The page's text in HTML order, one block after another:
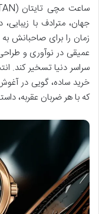
جهان، مترادف با
زمان را برای صاحبانش
عمیقی در نوآوری و
سراسر دنیا تسخیر کند.
خرید ساده، گویی در
که با هر ضربان عقربه،